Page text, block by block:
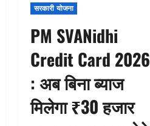
सरकारी योजना
PM SVANidhi
Credit Card 2026
: अब बिना ब्याज
मिलेगा ₹30 हजार